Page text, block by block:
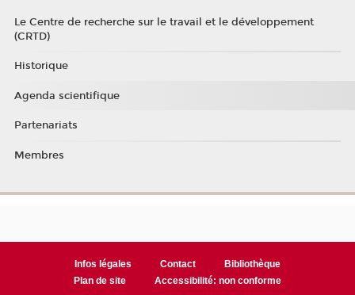
Le Centre de recherche sur le travail et le développement
(CRTD)
Historique
Agenda scientifique
Partenariats
Membres
Infos légales Contact
Bibliothèque
Plan de site
Accessibilité: non conforme